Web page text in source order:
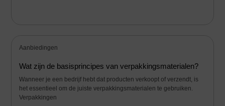
Aanbiedingen
Wat zijn de basisprincipes van verpakkingsmaterialen?
Wanneer je een bedrijf hebt dat producten verkoopt of verzendt, is
het essentieel om de juiste verpakkingsmaterialen te gebruiken.
Verpakkingen